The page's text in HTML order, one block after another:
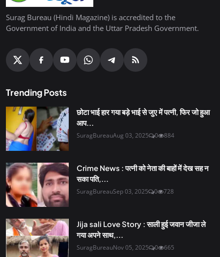
Surag Bureau (Hindi Magazine) is accredited to the
Government of India and the Uttar Pradesh Government.
Trending Posts
छोटा भाई हार गया बड़े भाई से जुए में पत्नी, फिर जो हुआ
आप...
SuragBureauAug 03, 2025 0 884
Crime News : पत्नी को नेता की बाहों में देख सह न
सका पति,...
SuragBureauSep 03, 2025 0 728
Jija sali Love Story : साली हुई जवान जीजा ले
गया अपने साथ,...
SuragBureauNov 05, 2025 0 665